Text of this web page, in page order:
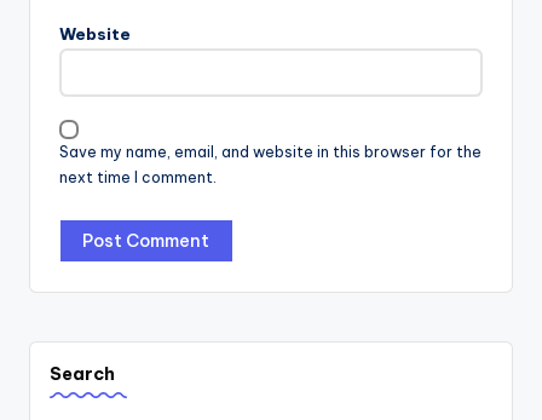
Website
Save my name, email, and website in this browser for the
next time I comment.
Search